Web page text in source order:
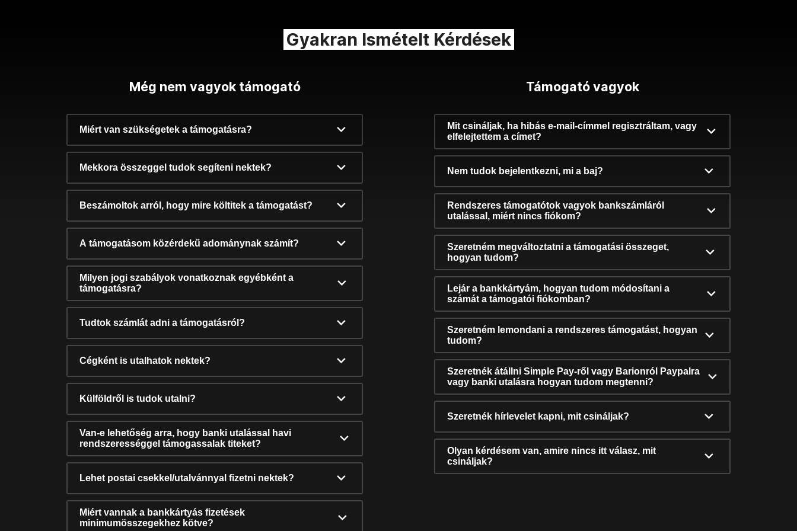
Gyakran Ismételt Kérdések
Még nem vagyok támogató
Miért van szükségetek a támogatásra?
Mekkora összeggel tudok segíteni nektek?
Beszámoltok arról, hogy mire költitek a támogatást?
A támogatásom közérdekű adománynak számít?
Milyen jogi szabályok vonatkoznak egyébként a
támogatásra?
Tudtok számlát adni a támogatásról?
Cégként is utalhatok nektek?
Külföldről is tudok utalni?
Van-e lehetőség arra, hogy banki utalással havi
rendszerességgel támogassalak titeket?
Lehet postai csekkel/utalvánnyal fizetni nektek?
Miért vannak a bankkártyás fizetések
minimumösszegekhez kötve?
Támogató vagyok
Mit csináljak, ha hibás e-mail-címmel regisztráltam, vagy
elfelejtettem a címet?
Nem tudok bejelentkezni, mi a baj?
Rendszeres támogatótok vagyok bankszámláról
utalással, miért nincs fiókom?
Szeretném megváltoztatni a támogatási összeget,
hogyan tudom?
Lejár a bankkártyám, hogyan tudom módosítani a
számát a támogatói fiókomban?
Szeretném lemondani a rendszeres támogatást, hogyan
tudom?
Szeretnék átállni Simple Pay-ről vagy Barionról Paypalra
vagy banki utalásra hogyan tudom megtenni?
Szeretnék hírlevelet kapni, mit csináljak?
Olyan kérdésem van, amire nincs itt válasz, mit
csináljak?